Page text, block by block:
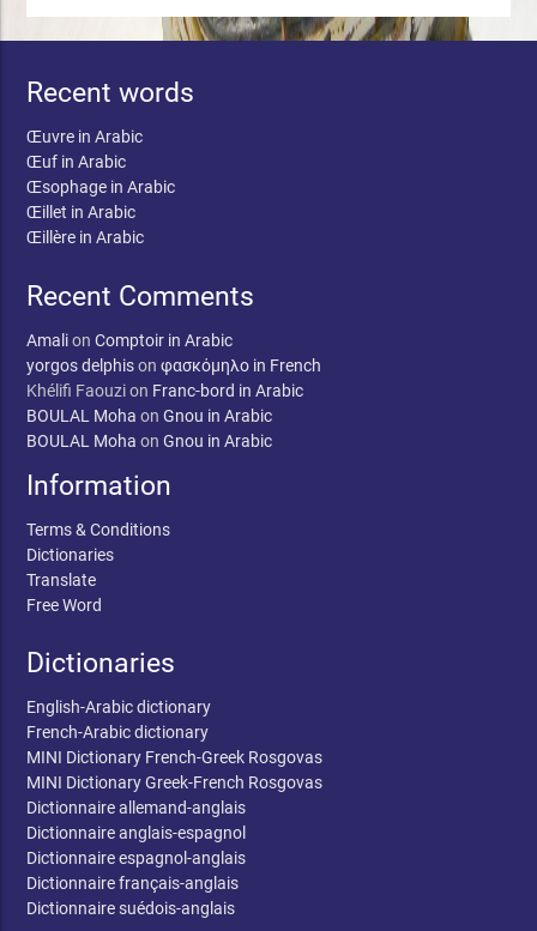
Recent words
Œuvre in Arabic
Œuf in Arabic
Œsophage in Arabic
Œillet in Arabic
Œillère in Arabic
Recent Comments
AmalionComptoir in Arabic
yorgos delphisonφασκόμηλο in French
Khélifi Faouzion Franc-bord in Arabic
BOULAL Moha onGnou in Arabic
BOULAL Moha onGnou in Arabic
Information
Terms & Conditions
Dictionaries
Translate
Free Word
Dictionaries
English-Arabic dictionary
French-Arabic dictionary
MINI Dictionary French-Greek Rosgovas
MINI Dictionary Greek-French Rosgovas
Dictionnaire allemand-anglais
Dictionnaire anglais-espagnol
Dictionnaire espagnol-anglais
Dictionnaire français-anglais
Dictionnaire suédois-anglais